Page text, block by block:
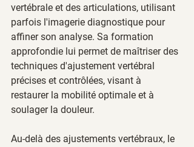
vertébrale et des articulations, utilisant
parfois l'imagerie diagnostique pour
affiner son analyse. Sa formation
approfondie lui permet de maîtriser des
techniques d'ajustement vertébral
précises et contrôlées, visant à
restaurer la mobilité optimale et à
soulager la douleur.
Au-delà des ajustements vertébraux, le